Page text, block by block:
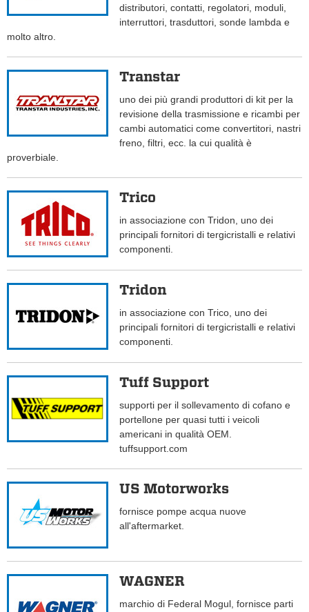
distributori, contatti, regolatori, moduli,
interruttori, trasduttori, sonde lambda e
molto altro.
Transtar
uno dei più grandi produttori di kit per la
revisione della trasmissione e ricambi per
cambi automatici come convertitori, nastri
freno, filtri, ecc. la cui qualità è
proverbiale.
Trico
in associazione con Tridon, uno dei
principali fornitori di tergicristalli e relativi
componenti.
Tridon
in associazione con Trico, uno dei
principali fornitori di tergicristalli e relativi
componenti.
Tuff Support
supporti per il sollevamento di cofano e
portellone per quasi tutti i veicoli
americani in qualità OEM.
tuffsupport.com
US Motorworks
fornisce pompe acqua nuove
all'aftermarket.
WAGNER
marchio di Federal Mogul, fornisce parti